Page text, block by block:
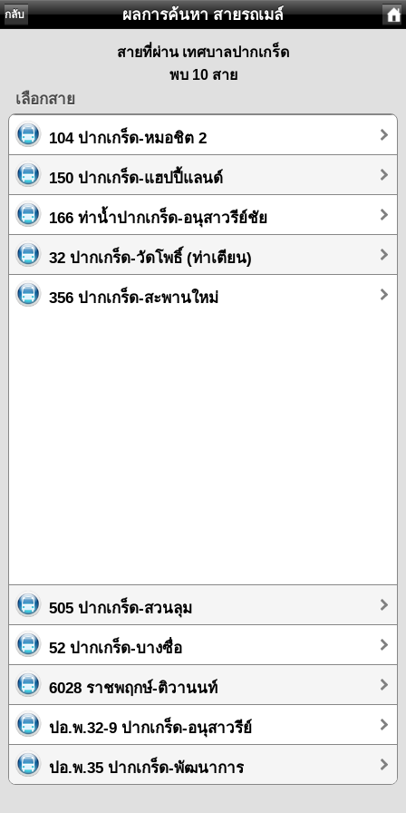
กลับ ผลการค้นหา สายรถเมล์
สายที่ผ่าน เทศบาลปากเกร็ด
พบ 10 สาย
เลือกสาย
104 ปากเกร็ด-หมอชิต 2
150 ปากเกร็ด-แฮปปี้แลนด์
166 ท่าน้ำปากเกร็ด-อนุสาวรีย์ชัย
32 ปากเกร็ด-วัดโพธิ์ (ท่าเตียน)
356 ปากเกร็ด-สะพานใหม่
505 ปากเกร็ด-สวนลุม
52 ปากเกร็ด-บางซื่อ
6028 ราชพฤกษ์-ติวานนท์
ปอ.พ.32-9 ปากเกร็ด-อนุสาวรีย์
ปอ.พ.35 ปากเกร็ด-พัฒนาการ